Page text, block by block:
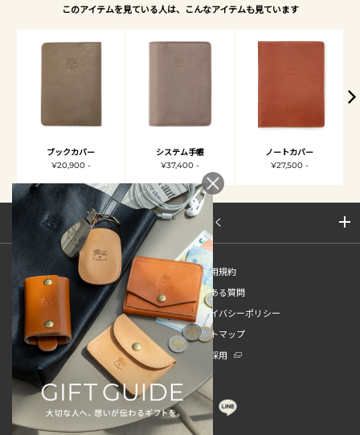
このアイテムを見ている人は、こんなアイテムも見ています
ブックカバー
¥20,900 -
システム手帳
¥37,400 -
ノートカバー
¥27,500 -
サイトマップを開く
新規会員登録
ご利用規約
ご利用ガイド
よくある質問
特定商取引法
プライバシーポリシー
お問い合わせ
サイトマップ
販売スタッフ中途採用
新卒採用